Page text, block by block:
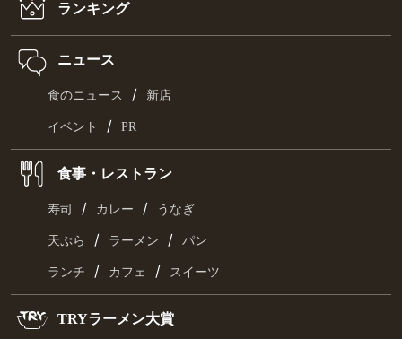
ランキング
ニュース
食のニュース / 新店
イベント / PR
食事・レストラン
寿司 / カレー / うなぎ
天ぷら / ラーメン / パン
ランチ / カフェ / スイーツ
TRYラーメン大賞